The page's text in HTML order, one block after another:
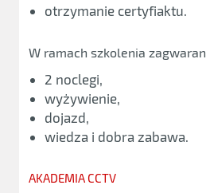
otrzymanie certyfiaktu.
W ramach szkolenia
2 noclegi,
wyżywienie,
dojazd,
wiedza i dobra zabawa.
AKADEMIA CCTV